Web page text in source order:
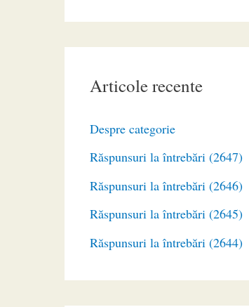
Articole recente
Despre categorie
Răspunsuri la întrebări (2647)
Răspunsuri la întrebări (2646)
Răspunsuri la întrebări (2645)
Răspunsuri la întrebări (2644)